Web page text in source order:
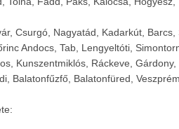
Csurgó, Nagyatád, Kadarkút,
Andocs, Tab, Lengyeltóti,
Kunszentmiklós, Ráckeve,
Balatonfűzfő, Balatonfüred,